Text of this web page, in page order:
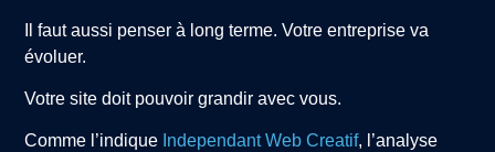
Il faut aussi penser à long terme. Votre entreprise va
évoluer.
Votre site doit pouvoir grandir avec vous.
Comme l’indique Independant Web Creatif, l’analyse